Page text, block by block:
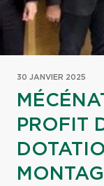
30 JANVIER 2025
PROFIT